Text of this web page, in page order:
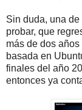
Sin duda, una
probar, que
más de dos
basada en
finales del año
entonces ya